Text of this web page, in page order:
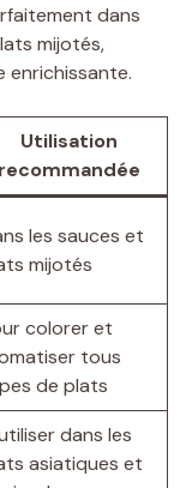
dans
mijotés,
enrichissante.
Utilisation
recommandée
les sauces et
mijotés
colorer et
tous
de plats
dans les
asiatiques et